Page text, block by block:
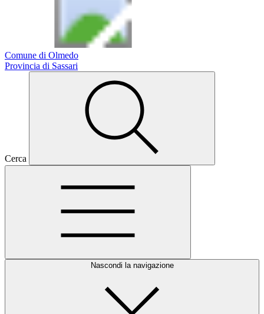
Comune di Olmedo
Provincia di Sassari
Cerca
Nascondi la navigazione